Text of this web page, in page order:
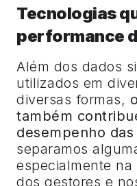
Tecnologias
performance
Além dos dados
utilizados em
diversas formas,
também
desempenho
separamos
especialmente
dos gestores e